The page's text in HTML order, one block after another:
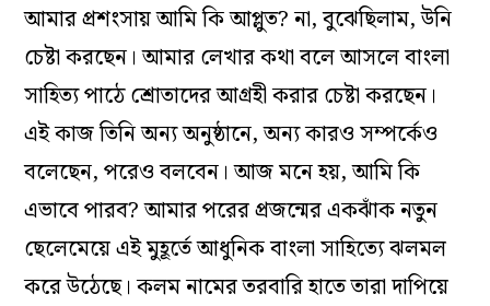
আমার প্রশংসায় আমি কি আপ্লুত?‌ না, বুঝেছিলাম, উনি
চেষ্টা করছেন। আমার লেখার কথা বলে আসলে বাংলা
সাহিত্য পাঠে শ্রোতাদের আগ্রহী করার চেষ্টা করছেন।
এই কাজ তিনি অন্য অনুষ্ঠানে, অন্য কারও সম্পর্কেও
বলেছেন, পরেও বলবেন। আজ মনে হয়, আমি কি
এভাবে পারব? আমার পরের প্রজন্মের‌ একঝাঁক নতুন
ছেলেমেয়ে এই মুহূর্তে আধুনিক বাংলা সাহিত্যে ঝলমল
করে উঠেছে। কলম নামের তরবারি হাতে তারা দাপিয়ে